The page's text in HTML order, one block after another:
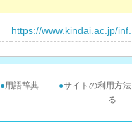
https://www.kindai.ac.jp/inf...
●用語辞典 ●サイトの利用方法
る